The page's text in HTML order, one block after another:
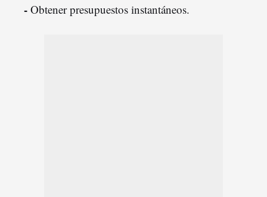
- Obtener presupuestos instantáneos.